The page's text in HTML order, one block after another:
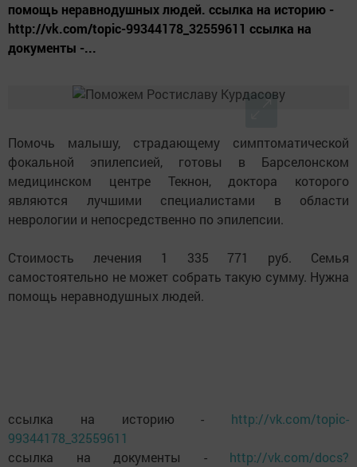
помощь неравнодушных людей. ссылка на историю -
http://vk.com/topic-99344178_32559611 ссылка на
документы -...
Помочь малышу, страдающему симптоматической
фокальной эпилепсией, готовы в Барселонском
медицинском центре Текнон, доктора которого
являются лучшими специалистами в области
неврологии и непосредственно по эпилепсии.
Стоимость лечения 1 335 771 руб. Семья
самостоятельно не может собрать такую сумму. Нужна
помощь неравнодушных людей.
ссылка на историю - http://vk.com/topic-
99344178_32559611
ссылка на документы - http://vk.com/docs?